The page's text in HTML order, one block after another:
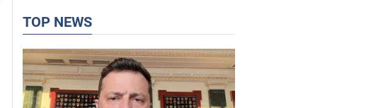
TOP NEWS